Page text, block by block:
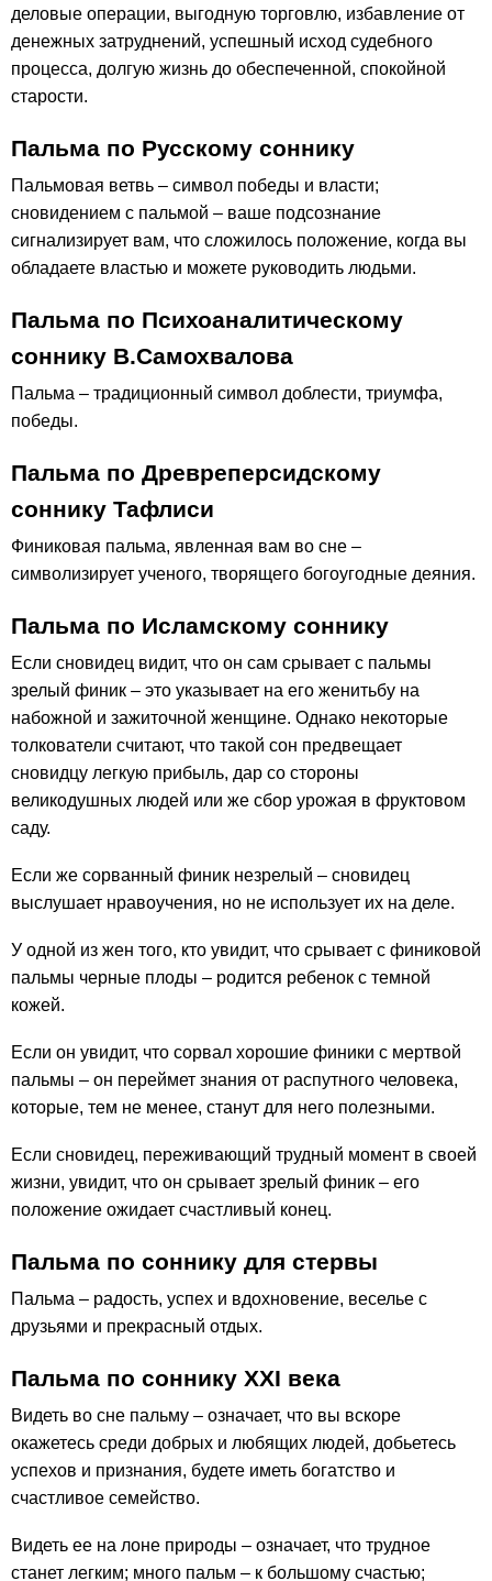
деловые операции, выгодную торговлю, избавление от
денежных затруднений, успешный исход судебного
процесса, долгую жизнь до обеспеченной, спокойной
старости.
Пальма по Русскому соннику
Пальмовая ветвь – символ победы и власти;
сновидением с пальмой – ваше подсознание
сигнализирует вам, что сложилось положение, когда вы
обладаете властью и можете руководить людьми.
Пальма по Психоаналитическому
соннику В.Самохвалова
Пальма – традиционный символ доблести, триумфа,
победы.
Пальма по Древреперсидскому
соннику Тафлиси
Финиковая пальма, явленная вам во сне –
символизирует ученого, творящего богоугодные деяния.
Пальма по Исламскому соннику
Если сновидец видит, что он сам срывает с пальмы
зрелый финик – это указывает на его женитьбу на
набожной и зажиточной женщине. Однако некоторые
толкователи считают, что такой сон предвещает
сновидцу легкую прибыль, дар со стороны
великодушных людей или же сбор урожая в фруктовом
саду.
Если же сорванный финик незрелый – сновидец
выслушает нравоучения, но не использует их на деле.
У одной из жен того, кто увидит, что срывает с финиковой
пальмы черные плоды – родится ребенок с темной
кожей.
Если он увидит, что сорвал хорошие финики с мертвой
пальмы – он переймет знания от распутного человека,
которые, тем не менее, станут для него полезными.
Если сновидец, переживающий трудный момент в своей
жизни, увидит, что он срывает зрелый финик – его
положение ожидает счастливый конец.
Пальма по соннику для стервы
Пальма – радость, успех и вдохновение, веселье с
друзьями и прекрасный отдых.
Пальма по соннику ХХІ века
Видеть во сне пальму – означает, что вы вскоре
окажетесь среди добрых и любящих людей, добьетесь
успехов и признания, будете иметь богатство и
счастливое семейство.
Видеть ее на лоне природы – означает, что трудное
станет легким; много пальм – к большому счастью;